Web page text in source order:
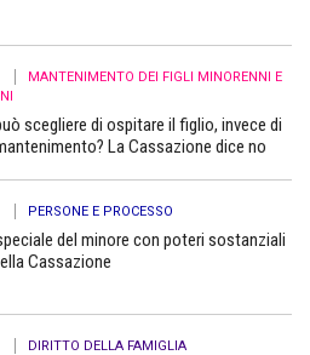
MANTENIMENTO DEI FIGLI MINORENNI E
scegliere di ospitare il figlio, invece di
La Cassazione dice no
PERSONE E PROCESSO
del minore con poteri sostanziali
Cassazione
DIRITTO DELLA FAMIGLIA